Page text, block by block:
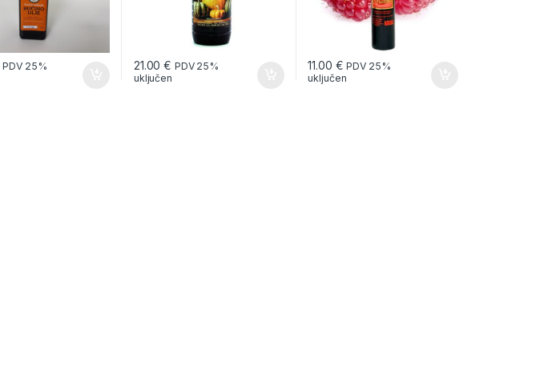
PDV 25%
21.00€ PDV 25%
uključen
11.00 € PDV 25%
uključen